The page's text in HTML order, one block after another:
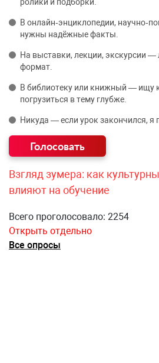
В онлайн‑энциклопедии,
нужны надёжные факты.
На выставки, лекции, экскурсии
формат.
В библиотеку или книжный — ищу
погрузиться в тему глубже.
Никуда — если урок закончился, я
Взгляд зумера: как
влияют на обучение
Всего проголосовало: 2254
Открыть отдельно
Все опросы